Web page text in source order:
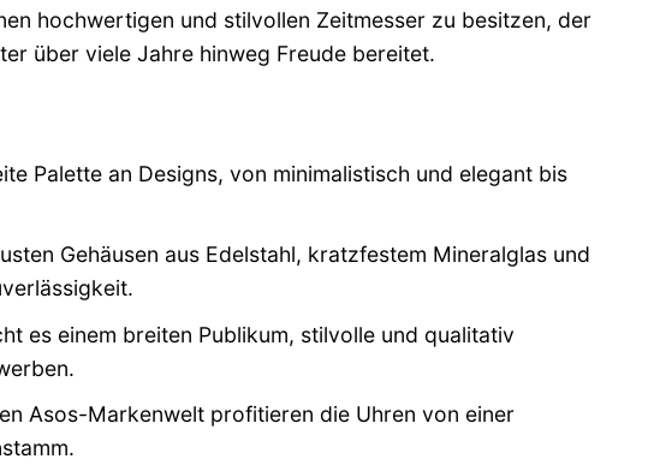
hochwertigen und stilvollen Zeitmesser zu besitzen, der
über viele Jahre hinweg Freude bereitet.
Palette an Designs, von minimalistisch und elegant bis
Gehäusen aus Edelstahl, kratzfestem Mineralglas und
es einem breiten Publikum, stilvolle und qualitativ
Asos-Markenwelt profitieren die Uhren von einer